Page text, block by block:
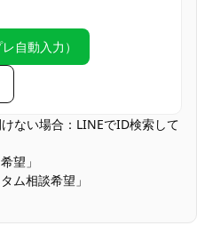
家、アニメや漫画、ゲームフ
じく、清潔に乾燥を保ち、鋭
の破れを避けてください。
の可能性があります。着用前
を行い、汗をかいた後は早め
自動入力）
ない場合：LINEでID検索して
望」
ム相談希望」